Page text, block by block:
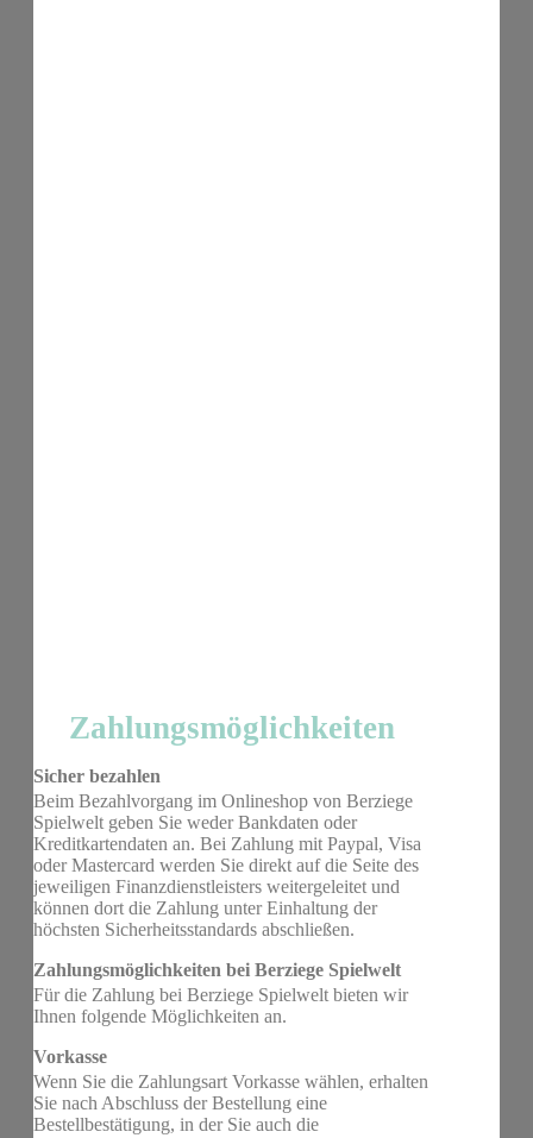
Zahlungsmöglichkeiten
Sicher bezahlen
Beim Bezahlvorgang im Onlineshop von Berziege
Spielwelt geben Sie weder Bankdaten oder
Kreditkartendaten an. Bei Zahlung mit Paypal, Visa
oder Mastercard werden Sie direkt auf die Seite des
jeweiligen Finanzdienstleisters weitergeleitet und
können dort die Zahlung unter Einhaltung der
höchsten Sicherheitsstandards abschließen.
Zahlungsmöglichkeiten bei Berziege Spielwelt
Für die Zahlung bei Berziege Spielwelt bieten wir
Ihnen folgende Möglichkeiten an.
Vorkasse
Wenn Sie die Zahlungsart Vorkasse wählen, erhalten
Sie nach Abschluss der Bestellung eine
Bestellbestätigung, in der Sie auch die